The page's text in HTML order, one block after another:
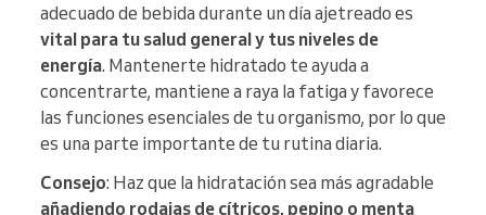
adecuado de bebida durante un día ajetreado es
vital para tu salud general y tus niveles de
energía. Mantenerte hidratado te ayuda a
concentrarte, mantiene a raya la fatiga y favorece
las funciones esenciales de tu organismo, por lo que
es una parte importante de tu rutina diaria.
Consejo: Haz que la hidratación sea más agradable
añadiendo rodajas de cítricos, pepino o menta